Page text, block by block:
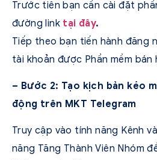
Trước tiên bạn cần cài đặt
đường link tại đây.
Tiếp theo bạn tiến hành đăng
tài khoản được Phần mềm bán
– Bước 2: Tạo kịch bản kéo
động trên MKT Telegram
Truy cập vào tính năng Kênh
năng Tăng Thành Viên Nhóm